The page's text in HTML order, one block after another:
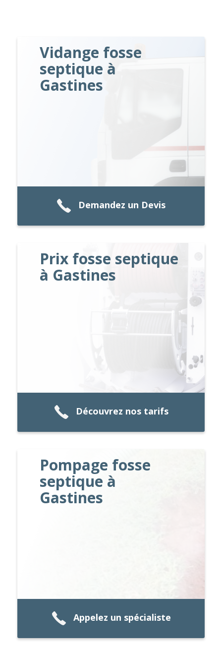
Vidange fosse
septique à
Gastines
Demandez un Devis
Prix fosse septique
à Gastines
Découvrez nos tarifs
Pompage fosse
septique à
Gastines
Appelez un spécialiste